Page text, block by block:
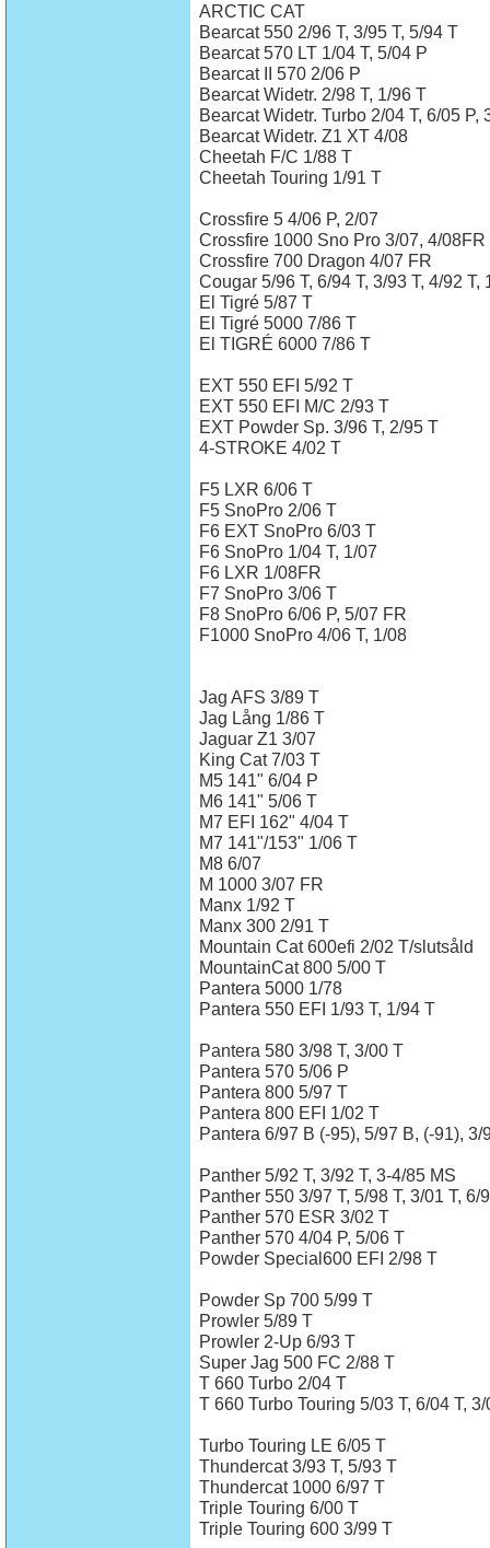
ARCTIC CAT
Bearcat 550 2/96 T, 3/95 T, 5/94 T
Bearcat 570 LT 1/04 T, 5/04 P
Bearcat II 570 2/06 P
Bearcat Widetr. 2/98 T, 1/96 T
Bearcat Widetr. Turbo 2/04 T, 6/05
Bearcat Widetr. Z1 XT 4/08
Cheetah F/C 1/88 T
Cheetah Touring 1/91 T
Crossfire 5 4/06 P, 2/07
Crossfire 1000 Sno Pro 3/07, 4/08FR
Crossfire 700 Dragon 4/07 FR
Cougar 5/96 T, 6/94 T, 3/93 T, 4/92 T,
El Tigré 5/87 T
El Tigré 5000 7/86 T
El TIGRÉ 6000 7/86 T
EXT 550 EFI 5/92 T
EXT 550 EFI M/C 2/93 T
EXT Powder Sp. 3/96 T, 2/95 T
4-STROKE 4/02 T
F5 LXR 6/06 T
F5 SnoPro 2/06 T
F6 EXT SnoPro 6/03 T
F6 SnoPro 1/04 T, 1/07
F6 LXR 1/08FR
F7 SnoPro 3/06 T
F8 SnoPro 6/06 P, 5/07 FR
F1000 SnoPro 4/06 T, 1/08
Jag AFS 3/89 T
Jag Lång 1/86 T
Jaguar Z1 3/07
King Cat 7/03 T
M5 141" 6/04 P
M6 141" 5/06 T
M7 EFI 162" 4/04 T
M7 141"/153" 1/06 T
M8 6/07
M 1000 3/07 FR
Manx 1/92 T
Manx 300 2/91 T
Mountain Cat 600efi 2/02 T/slutsåld
MountainCat 800 5/00 T
Pantera 5000 1/78
Pantera 550 EFI 1/93 T, 1/94 T
Pantera 580 3/98 T, 3/00 T
Pantera 570 5/06 P
Pantera 800 5/97 T
Pantera 800 EFI 1/02 T
Pantera 6/97 B (-95), 5/97 B, (-91), 3/
Panther 5/92 T, 3/92 T, 3-4/85 MS
Panther 550 3/97 T, 5/98 T, 3/01 T, 6/
Panther 570 ESR 3/02 T
Panther 570 4/04 P, 5/06 T
Powder Special600 EFI 2/98 T
Powder Sp 700 5/99 T
Prowler 5/89 T
Prowler 2-Up 6/93 T
Super Jag 500 FC 2/88 T
T 660 Turbo 2/04 T
T 660 Turbo Touring 5/03 T, 6/04 T, 3/
Turbo Touring LE 6/05 T
Thundercat 3/93 T, 5/93 T
Thundercat 1000 6/97 T
Triple Touring 6/00 T
Triple Touring 600 3/99 T